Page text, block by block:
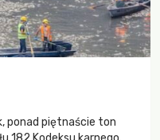
ponad piętnaście ton